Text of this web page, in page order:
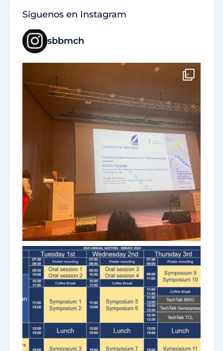
Síguenos en Instagram
sbbmch